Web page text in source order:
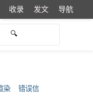
收录 发文 导航
染
错误信